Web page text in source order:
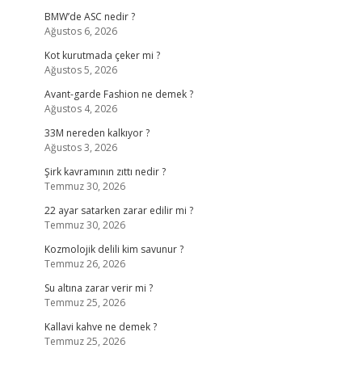
BMW’de ASC nedir ?
Ağustos 6, 2026
Kot kurutmada çeker mi ?
Ağustos 5, 2026
Avant-garde Fashion ne demek ?
Ağustos 4, 2026
33M nereden kalkıyor ?
Ağustos 3, 2026
Şirk kavramının zıttı nedir ?
Temmuz 30, 2026
22 ayar satarken zarar edilir mi ?
Temmuz 30, 2026
Kozmolojik delili kim savunur ?
Temmuz 26, 2026
Su altına zarar verir mi ?
Temmuz 25, 2026
Kallavi kahve ne demek ?
Temmuz 25, 2026